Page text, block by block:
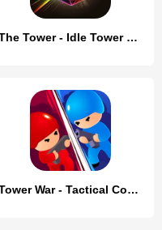
The Tower - Idle Tower Defense
Tower War - Tactical Conquest